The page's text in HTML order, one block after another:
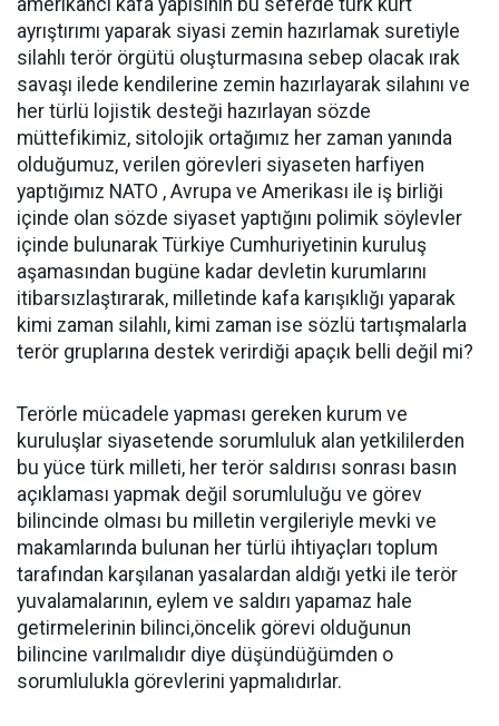
amerikancı kafa yapısının bu seferde türk kürt
ayrıştırımı yaparak siyasi zemin hazırlamak suretiyle
silahlı terör örgütü oluşturmasına sebep olacak ırak
savaşı ilede kendilerine zemin hazırlayarak silahını ve
her türlü lojistik desteği hazırlayan sözde
müttefikimiz, sitolojik ortağımız her zaman yanında
olduğumuz, verilen görevleri siyaseten harfiyen
yaptığımız NATO , Avrupa ve Amerikası ile iş birliği
içinde olan sözde siyaset yaptığını polimik söylevler
içinde bulunarak Türkiye Cumhuriyetinin kuruluş
aşamasından bugüne kadar devletin kurumlarını
itibarsızlaştırarak, milletinde kafa karışıklığı yaparak
kimi zaman silahlı, kimi zaman ise sözlü tartışmalarla
terör gruplarına destek verirdiği apaçık belli değil mi?
Terörle mücadele yapması gereken kurum ve
kuruluşlar siyasetende sorumluluk alan yetkililerden
bu yüce türk milleti, her terör saldırısı sonrası basın
açıklaması yapmak değil sorumluluğu ve görev
bilincinde olması bu milletin vergileriyle mevki ve
makamlarında bulunan her türlü ihtiyaçları toplum
tarafından karşılanan yasalardan aldığı yetki ile terör
yuvalamalarının, eylem ve saldırı yapamaz hale
getirmelerinin bilinci,öncelik görevi olduğunun
bilincine varılmalıdır diye düşündüğümden o
sorumlulukla görevlerini yapmalıdırlar.